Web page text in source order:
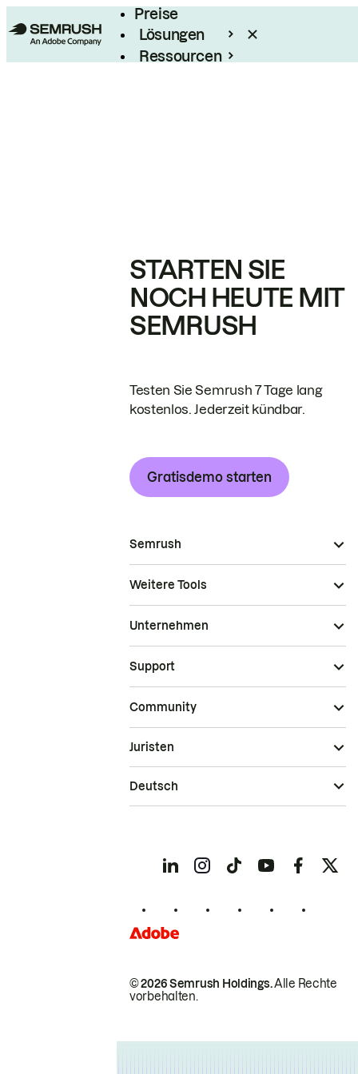
Preise
Lösungen
Ressourcen
STARTEN SIE
NOCH HEUTE MIT
SEMRUSH
Testen Sie Semrush 7 Tage lang
kostenlos. Jederzeit kündbar.
Gratisdemo starten
Semrush
Weitere Tools
Unternehmen
Support
Community
© 2026 Semrush Holdings.Alle Rechte
vorbehalten.
Juristen
Deutsch